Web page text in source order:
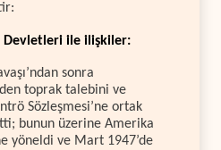
Devletleri ile ilişkiler:
sonra
toprak talebini ve
Sözleşmesi’ne ortak
bunun üzerine Amerika
yöneldi ve Mart 1947’de